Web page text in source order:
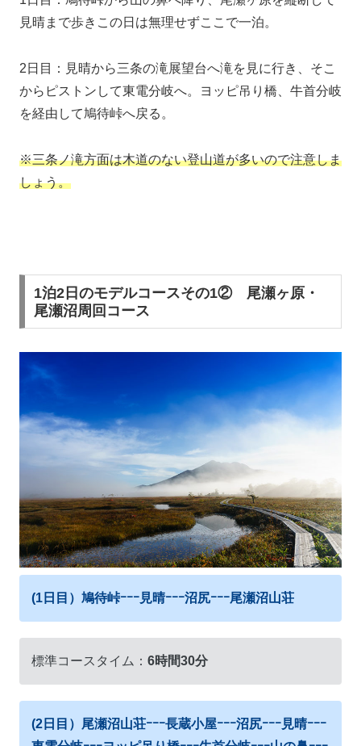
見晴まで歩きこの日は無理せずここで一泊。
2日目：見晴から三条の滝展望台へ滝を見に行き、そこ
からピストンして東電分岐へ。ヨッピ吊り橋、牛首分岐
を経由して鳩待峠へ戻る。
※三条ノ滝方面は木道のない登山道が多いので注意しま
しょう。
1泊2日のモデルコースその1② 尾瀬ヶ原・
尾瀬沼周回コース
(1日目）鳩待峠ｰｰｰ見晴ｰｰｰ沼尻ｰｰｰ尾瀬沼山荘
標準コースタイム： 6時間30分
(2日目）尾瀬沼山荘ｰｰｰ長蔵小屋ｰｰｰ沼尻ｰｰｰ見晴ｰｰｰ